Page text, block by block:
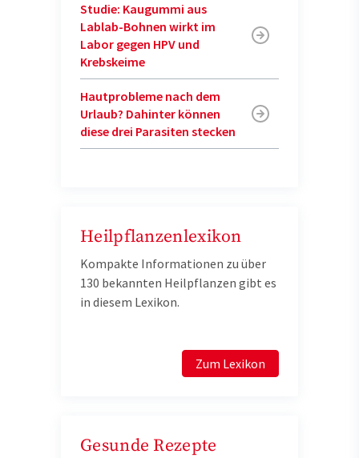
Studie: Kaugummi aus
Lablab-Bohnen wirkt im
Labor gegen HPV und
Krebskeime
Hautprobleme nach dem
Urlaub? Dahinter können
diese drei Parasiten stecken
Heilpflanzenlexikon
Kompakte Informationen zu über
130 bekannten Heilpflanzen gibt es
in diesem Lexikon.
Zum Lexikon
Gesunde Rezepte